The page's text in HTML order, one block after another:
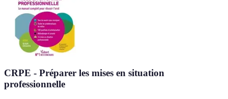
CRPE - Préparer les mises en situation
professionnelle